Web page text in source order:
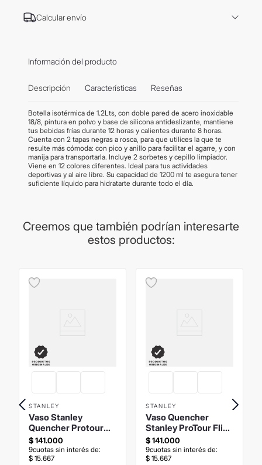
Calcular envío
Información del producto
Descripción Características Reseñas
Botella isotérmica de 1.2Lts, con doble pared de acero inoxidable
18/8, pintura en polvo y base de silicona antideslizante, mantiene
tus bebidas frías durante 12 horas y calientes durante 8 horas.
Cuenta con 2 tapas negras a rosca, para que utilices la que te
resulte más cómoda: con pico y anillo para facilitar el agarre, y con
manija para transportarla. Incluye 2 sorbetes y cepillo limpiador.
Viene en 12 colores diferentes. Ideal para tus actividades
deportivas y al aire libre. Su capacidad de 1200 ml te asegura tener
suficiente líquido para hidratarte durante todo el día.
Creemos que también podrían interesarte
estos productos:
STANLEY
Vaso Stanley
Quencher Protour
1.1Lts
$141.000
9cuotas sin interés de:
$ 15.667
STANLEY
Vaso Quencher
Stanley ProTour Flip
Straw Edición
Especial 1.18Lts
$141.000
9cuotas sin interés de:
$ 15.667